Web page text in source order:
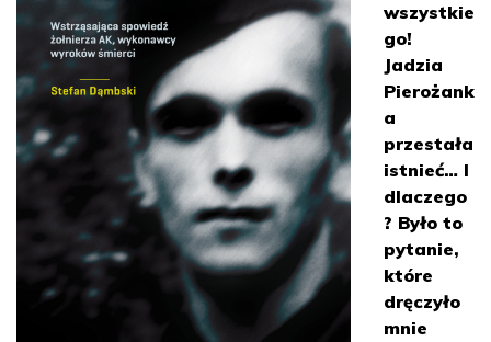
wszystkie
go!
Jadzia
Pierożank
a
przestała
istnieć… I
dlaczego
? Było to
pytanie,
które
dręczyło
mnie